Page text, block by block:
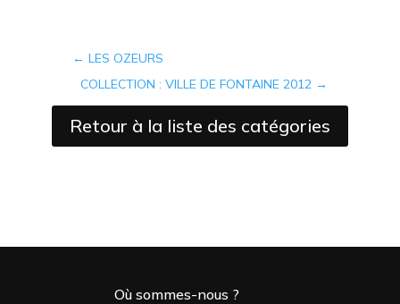
← LES OZEURS
COLLECTION : VILLE DE FONTAINE 2012 →
Retour à la liste des catégories
Où sommes-nous ?